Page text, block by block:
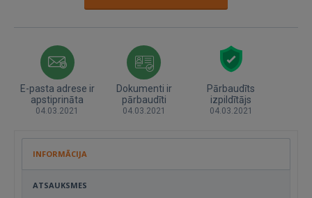
E-pasta adrese ir
apstiprināta
04.03.2021
Dokumenti ir
pārbaudīti
04.03.2021
Pārbaudīts
izpildītājs
04.03.2021
INFORMĀCIJA
ATSAUKSMES